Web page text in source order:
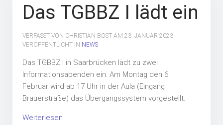
Das TGBBZ I lädt ein
VERFASST VON CHRISTIAN BOST AM 23. JANUAR 2023.
VERÖFFENTLICHT IN NEWS
Das TGBBZ I in Saarbrücken lädt zu zwei
Informationsabenden ein. Am Montag den 6.
Februar wird ab 17 Uhr in der Aula (Eingang
Brauerstraße) das Übergangssystem vorgestellt.
Weiterlesen